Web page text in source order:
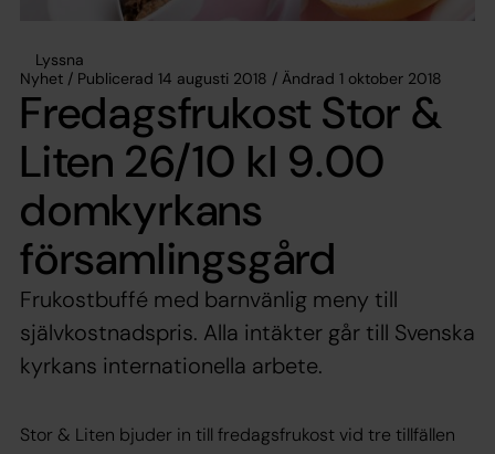
Lyssna
Nyhet / Publicerad 14 augusti 2018 / Ändrad 1 oktober 2018
Fredagsfrukost Stor &
Liten 26/10 kl 9.00
domkyrkans
församlingsgård
Frukostbuffé med barnvänlig meny till
självkostnadspris. Alla intäkter går till Svenska
kyrkans internationella arbete.
Stor & Liten bjuder in till fredagsfrukost vid tre tillfällen